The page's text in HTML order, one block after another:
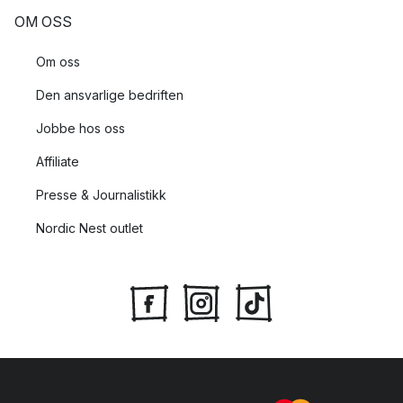
Denne kodeksen definerer standardene for alle ansatte.
OM OSS
Om oss
Den ansvarlige bedriften
Jobbe hos oss
Affiliate
Presse & Journalistikk
Nordic Nest outlet